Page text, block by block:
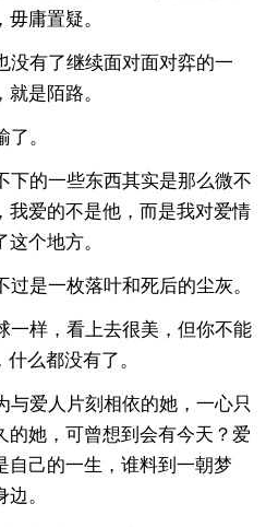
庸置疑。
没有了继续面对面对弈的一
是陌路。
。
下的一些东西其实是那么微不
我爱的不是他，而是我对爱情
个地方。
是一枚落叶和死后的尘灰。
一样，看上去很美，但你不能
么都没有了。
与爱人片刻相依的她，一心只
的她，可曾想到会有今天？爱
自己的一生，谁料到一朝梦
。